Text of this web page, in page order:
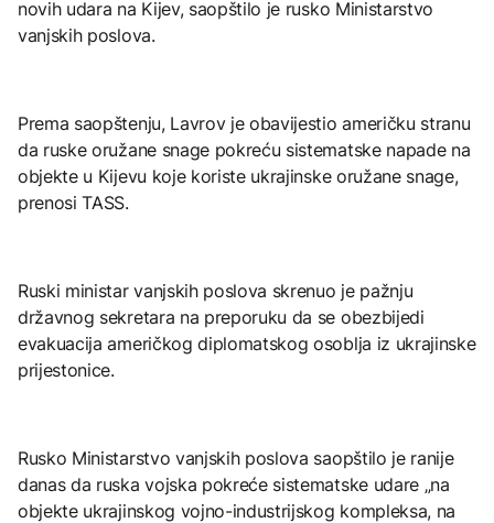
novih udara na Kijev, saopštilo je rusko Ministarstvo
vanjskih poslova.
Prema saopštenju, Lavrov je obavijestio američku stranu
da ruske oružane snage pokreću sistematske napade na
objekte u Kijevu koje koriste ukrajinske oružane snage,
prenosi TASS.
Ruski ministar vanjskih poslova skrenuo je pažnju
državnog sekretara na preporuku da se obezbijedi
evakuacija američkog diplomatskog osoblja iz ukrajinske
prijestonice.
Rusko Ministarstvo vanjskih poslova saopštilo je ranije
danas da ruska vojska pokreće sistematske udare „na
objekte ukrajinskog vojno-industrijskog kompleksa, na